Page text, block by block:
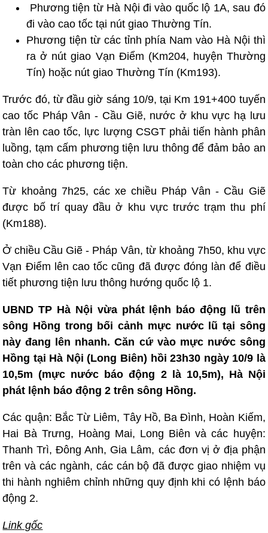
Phương tiện từ Hà Nội đi vào quốc lộ 1A, sau đó
đi vào cao tốc tại nút giao Thường Tín.
Phương tiện từ các tỉnh phía Nam vào Hà Nội thì
ra ở nút giao Vạn Điểm (Km204, huyện Thường
Tín) hoặc nút giao Thường Tín (Km193).
Trước đó, từ đầu giờ sáng 10/9, tại Km 191+400 tuyến
cao tốc Pháp Vân - Cầu Giẽ, nước ở khu vực hạ lưu
tràn lên cao tốc, lực lượng CSGT phải tiến hành phân
luồng, tạm cấm phương tiện lưu thông để đảm bảo an
toàn cho các phương tiện.
Từ khoảng 7h25, các xe chiều Pháp Vân - Cầu Giẽ
được bố trí quay đầu ở khu vực trước trạm thu phí
(Km188).
Ở chiều Cầu Giẽ - Pháp Vân, từ khoảng 7h50, khu vực
Vạn Điểm lên cao tốc cũng đã được đóng làn để điều
tiết phương tiện lưu thông hướng quốc lộ 1.
UBND TP Hà Nội vừa phát lệnh báo động lũ trên
sông Hồng trong bối cảnh mực nước lũ tại sông
này đang lên nhanh. Căn cứ vào mực nước sông
Hồng tại Hà Nội (Long Biên) hồi 23h30 ngày 10/9 là
10,5m (mực nước báo động 2 là 10,5m), Hà Nội
phát lệnh báo động 2 trên sông Hồng.
Các quận: Bắc Từ Liêm, Tây Hồ, Ba Đình, Hoàn Kiếm,
Hai Bà Trưng, Hoàng Mai, Long Biên và các huyện:
Thanh Trì, Đông Anh, Gia Lâm, các đơn vị ở địa phận
trên và các ngành, các cán bộ đã được giao nhiệm vụ
thi hành nghiêm chỉnh những quy định khi có lệnh báo
động 2.
Link gốc